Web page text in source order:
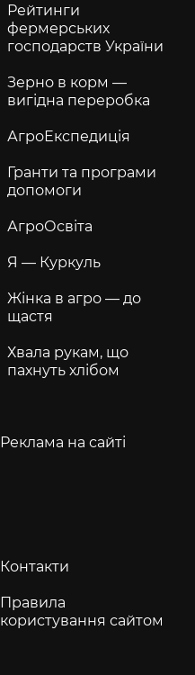
Рейтинги
фермерських
господарств України
Зерно в корм —
вигідна переробка
АгроЕкспедиція
Гранти та програми
допомоги
АгроОсвіта
Я — Куркуль
Жінка в агро — до
щастя
Хвала рукам, що
пахнуть хлібом
Реклама на сайті
Контакти
Правила
користування сайтом